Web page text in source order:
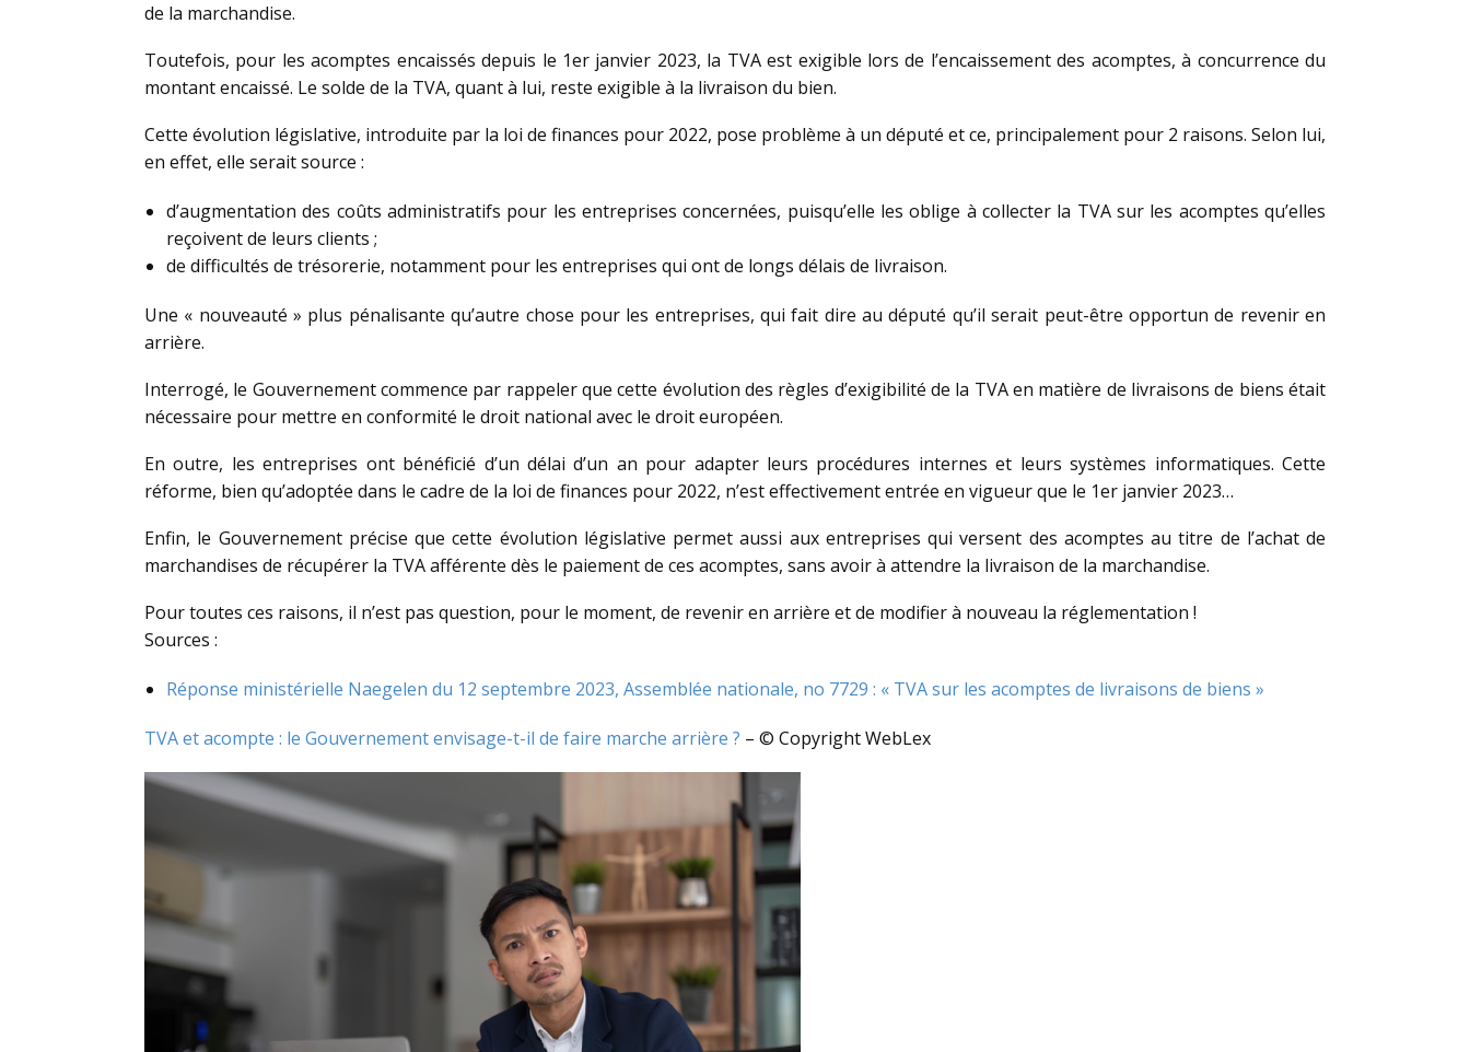
de la marchandise.
Toutefois, pour les acomptes encaissés depuis le 1er janvier 2023, la TVA est exigible lors de l’encaissement des acomptes, à concurrence du
montant encaissé. Le solde de la TVA, quant à lui, reste exigible à la livraison du bien.
Cette évolution législative, introduite par la loi de finances pour 2022, pose problème à un député et ce, principalement pour 2 raisons. Selon lui,
en effet, elle serait source :
d’augmentation des coûts administratifs pour les entreprises concernées, puisqu’elle les oblige à collecter la TVA sur les acomptes qu’elles
reçoivent de leurs clients ;
de difficultés de trésorerie, notamment pour les entreprises qui ont de longs délais de livraison.
Une « nouveauté » plus pénalisante qu’autre chose pour les entreprises, qui fait dire au député qu’il serait peut-être opportun de revenir en
arrière.
Interrogé, le Gouvernement commence par rappeler que cette évolution des règles d’exigibilité de la TVA en matière de livraisons de biens était
nécessaire pour mettre en conformité le droit national avec le droit européen.
En outre, les entreprises ont bénéficié d’un délai d’un an pour adapter leurs procédures internes et leurs systèmes informatiques. Cette
réforme, bien qu’adoptée dans le cadre de la loi de finances pour 2022, n’est effectivement entrée en vigueur que le 1er janvier 2023…
Enfin, le Gouvernement précise que cette évolution législative permet aussi aux entreprises qui versent des acomptes au titre de l’achat de
marchandises de récupérer la TVA afférente dès le paiement de ces acomptes, sans avoir à attendre la livraison de la marchandise.
Pour toutes ces raisons, il n’est pas question, pour le moment, de revenir en arrière et de modifier à nouveau la réglementation !
Sources :
Réponse ministérielle Naegelen du 12 septembre 2023, Assemblée nationale, no 7729 : « TVA sur les acomptes de livraisons de biens »
TVA et acompte : le Gouvernement envisage-t-il de faire marche arrière ? – © Copyright WebLex